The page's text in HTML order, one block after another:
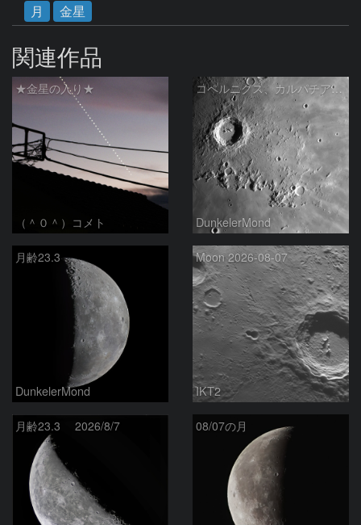
月
金星
関連作品
★金星の入り★
（＾０＾）コメト
コペルニクス、カルパチア山脈付近
DunkelerMond
月齢23.3
DunkelerMond
Moon 2026-08-07
IKT2
月齢23.3 2026/8/7 08/07の月